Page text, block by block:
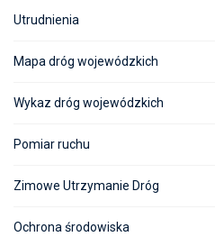
Utrudnienia
Mapa dróg wojewódzkich
Wykaz dróg wojewódzkich
Pomiar ruchu
Zimowe Utrzymanie Dróg
Ochrona środowiska